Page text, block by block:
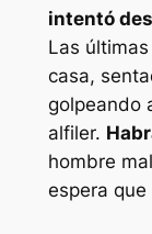
intentó
Las
casa,
golpeando
alfiler.
hombre
espera